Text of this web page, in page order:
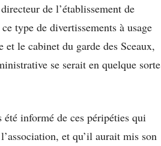
de l’établissement de
type de divertissements à usage
le cabinet du garde des Sceaux,
se serait en quelque sorte
informé de ces péripéties qui
et qu’il aurait mis son